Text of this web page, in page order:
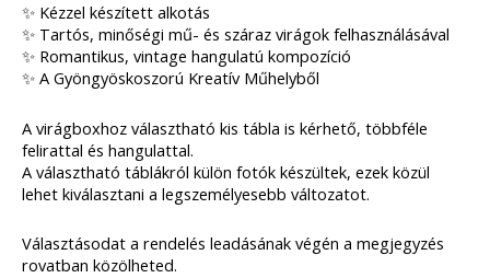
✨ Kézzel készített alkotás
✨ Tartós, minőségi mű- és száraz virágok felhasználásával
✨ Romantikus, vintage hangulatú kompozíció
✨ A Gyöngyöskoszorú Kreatív Műhelyből
A virágboxhoz választható kis tábla is kérhető, többféle
felirattal és hangulattal.
A választható táblákról külön fotók készültek, ezek közül
lehet kiválasztani a legszemélyesebb változatot.
Választásodat a rendelés leadásának végén a megjegyzés
rovatban közölheted.